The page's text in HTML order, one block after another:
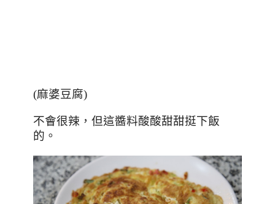
(麻婆豆腐)
不會很辣，但這醬料酸酸甜甜挺下飯
的。